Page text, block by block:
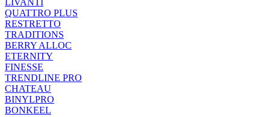
LIVANTI
QUATTRO PLUS
RESTRETTO
TRADITIONS
BERRY ALLOC
ETERNITY
FINESSE
TRENDLINE PRO
CHATEAU
BINYLPRO
BONKEEL